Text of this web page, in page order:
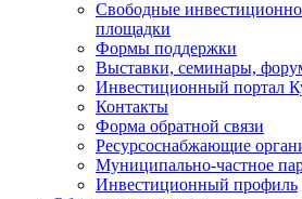
Свободные
площадки
Формы поддержки
Выставки, семинары,
Инвестиционный портал
Контакты
Форма обратной связи
Ресурсоснабжающие
Муниципально-частное
Инвестиционный профиль